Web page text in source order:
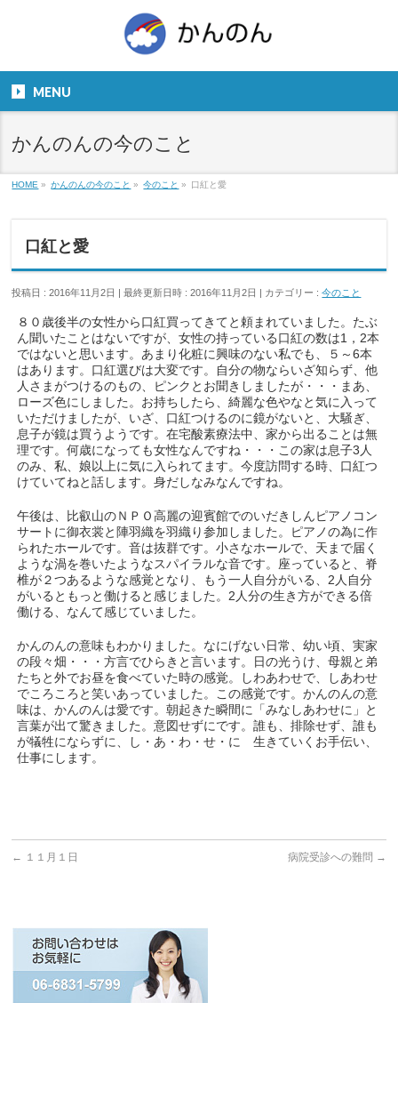
９：００～１８：００
MENU
かんのんの今のこと
HOME » かんのんの今のこと » 今のこと » 口紅と愛
口紅と愛
投稿日 : 2016年11月2日 最終更新日時 : 2016年11月2日 カテゴリー :今のこと
８０歳後半の女性から口紅買ってきてと頼まれていました。たぶ
ん聞いたことはないですが、女性の持っている口紅の数は1，2本
ではないと思います。あまり化粧に興味のない私でも、５～6本
はあります。口紅選びは大変です。自分の物ならいざ知らず、他
人さまがつけるのもの、ピンクとお聞きしましたが・・・まあ、
ローズ色にしました。お持ちしたら、綺麗な色やなと気に入って
いただけましたが、いざ、口紅つけるのに鏡がないと、大騒ぎ、
息子が鏡は買うようです。在宅酸素療法中、家から出ることは無
理です。何歳になっても女性なんですね・・・この家は息子3人
のみ、私、娘以上に気に入られてます。今度訪問する時、口紅つ
けていてねと話します。身だしなみなんですね。
午後は、比叡山のＮＰＯ高麗の迎賓館でのいだきしんピアノコン
サートに御衣裳と陣羽織を羽織り参加しました。ピアノの為に作
られたホールです。音は抜群です。小さなホールで、天まで届く
ような渦を巻いたようなスパイラルな音です。座っていると、脊
椎が２つあるような感覚となり、もう一人自分がいる、2人自分
がいるともっと働けると感じました。2人分の生き方ができる倍
働ける、なんて感じていました。
かんのんの意味もわかりました。なにげない日常、幼い頃、実家
の段々畑・・・方言でひらきと言います。日の光うけ、母親と弟
たちと外でお昼を食べていた時の感覚。しわあわせで、しあわせ
でころころと笑いあっていました。この感覚です。かんのんの意
味は、かんのんは愛です。朝起きた瞬間に「みなしあわせに」と
言葉が出て驚きました。意図せずにです。誰も、排除せず、誰も
が犠牲にならずに、し・あ・わ・せ・に 生きていくお手伝い、
仕事にします。
← １１月１日 病院受診への難問 →